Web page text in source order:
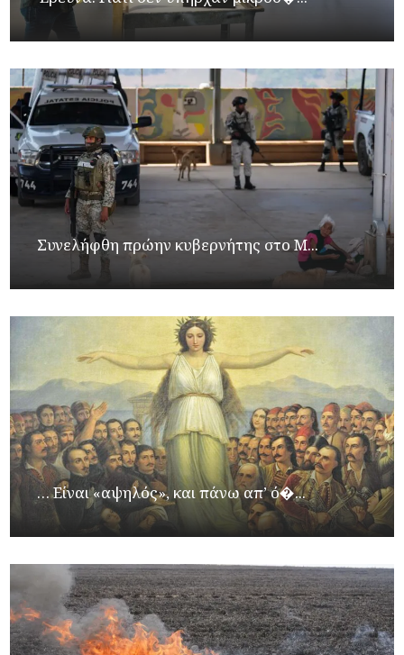
Συνελήφθη πρώην κυβερνήτης στο Μ...
… Είναι «αψηλός», και πάνω απ’ ό�...